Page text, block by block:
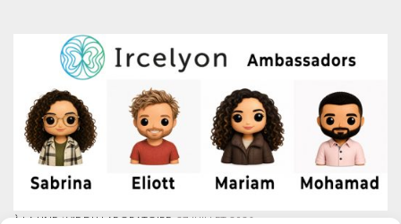
À LA UNE /VIE DU LABORATOIRE 27 JUILLET 2026